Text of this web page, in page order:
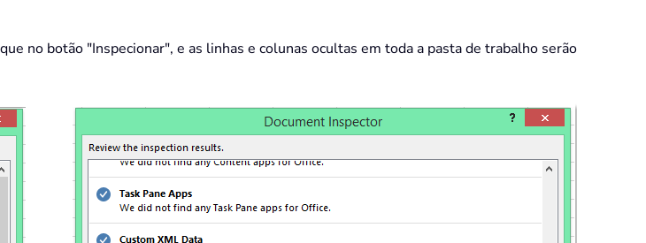
no botão "Inspecionar", e as linhas e colunas ocultas em toda a pasta de trabalho serão